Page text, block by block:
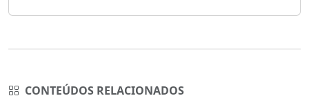
CONTEÚDOS RELACIONADOS